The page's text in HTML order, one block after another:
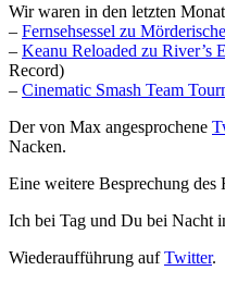
Wir waren in den letzten
– Fernsehsessel zu
– Keanu Reloaded zu River’s
Record)
– Cinematic Smash Team
Der von Max angesprochene
Nacken.
Eine weitere Besprechung des
Ich bei Tag und Du bei Nacht
Wiederaufführung aufTwitter.